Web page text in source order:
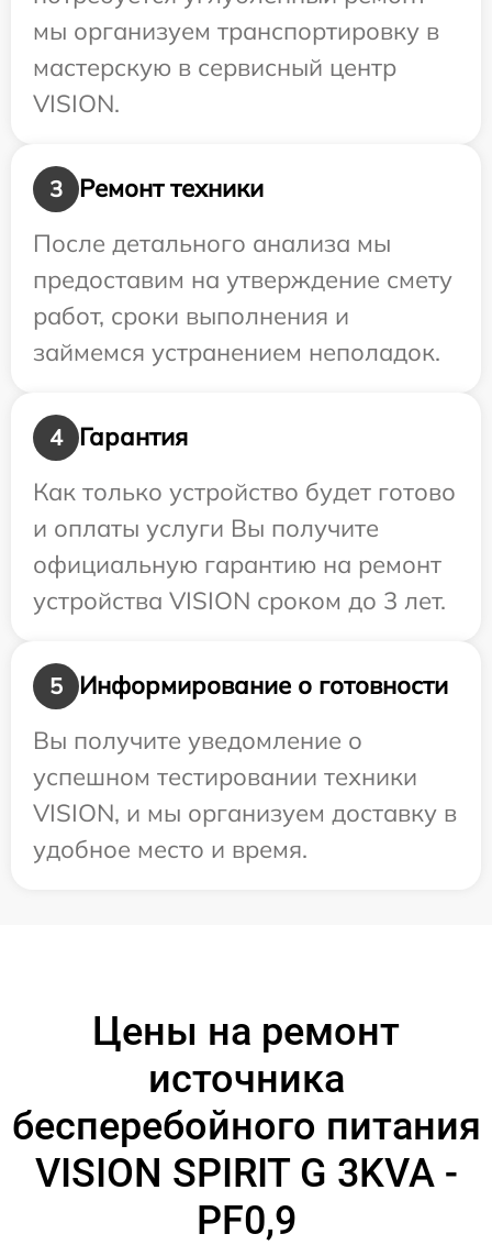
мы организуем транспортировку в
мастерскую в сервисный центр
VISION.
3
Ремонт техники
После детального анализа мы
предоставим на утверждение смету
работ, сроки выполнения и
займемся устранением неполадок.
4
Гарантия
Как только устройство будет готово
и оплаты услуги Вы получите
официальную гарантию на ремонт
устройства VISION сроком до 3 лет.
5
Информирование о готовности
Вы получите уведомление о
успешном тестировании техники
VISION, и мы организуем доставку в
удобное место и время.
Цены на ремонт
источника
бесперебойного питания
VISION SPIRIT G 3KVA -
PF0,9